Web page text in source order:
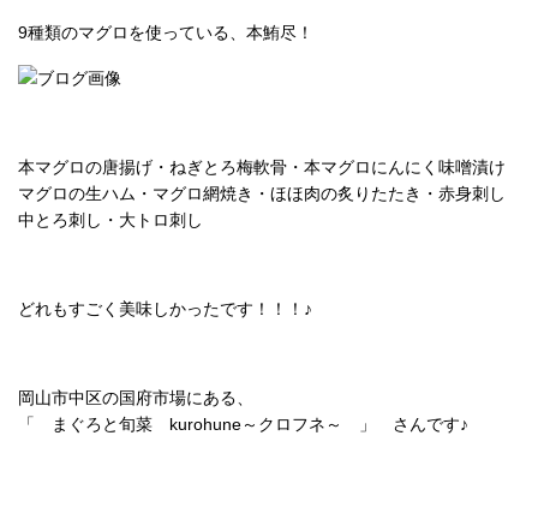
9種類のマグロを使っている、本鮪尽！
本マグロの唐揚げ・ねぎとろ梅軟骨・本マグロにんにく味噌漬け
マグロの生ハム・マグロ網焼き・ほほ肉の炙りたたき・赤身刺し
中とろ刺し・大トロ刺し
どれもすごく美味しかったです！！！♪
岡山市中区の国府市場にある、
「 まぐろと旬菜 kurohune～クロフネ～ 」 さんです♪